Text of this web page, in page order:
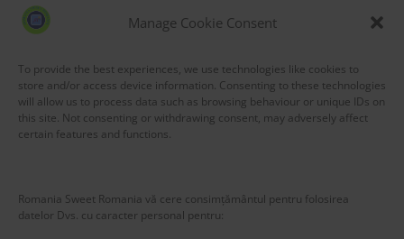
Manage Cookie Consent
To provide the best experiences, we use technologies like cookies to
store and/or access device information. Consenting to these technologies
will allow us to process data such as browsing behaviour or unique IDs on
this site. Not consenting or withdrawing consent, may adversely affect
certain features and functions.
Romania Sweet Romania vă cere consimțământul pentru folosirea
datelor Dvs. cu caracter personal pentru: